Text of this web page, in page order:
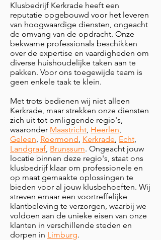
Klusbedrijf Kerkrade heeft een
reputatie opgebouwd voor het leveren
van hoogwaardige diensten, ongeacht
de omvang van de opdracht. Onze
bekwame professionals beschikken
over de expertise en vaardigheden om
diverse huishoudelijke taken aan te
pakken. Voor ons toegewijde team is
geen enkele taak te klein.
Met trots bedienen wij niet alleen
Kerkrade, maar strekken onze diensten
zich uit tot omliggende regio's,
waaronder Maastricht, Heerlen,
Geleen, Roermond, Kerkrade, Echt,
Landgraaf, Brunssum. Ongeacht jouw
locatie binnen deze regio's, staat ons
klusbedrijf klaar om professionele en
op maat gemaakte oplossingen te
bieden voor al jouw klusbehoeften. Wij
streven ernaar een voortreffelijke
klantbeleving te verzorgen, waarbij we
voldoen aan de unieke eisen van onze
klanten in verschillende steden en
dorpen in Limburg.